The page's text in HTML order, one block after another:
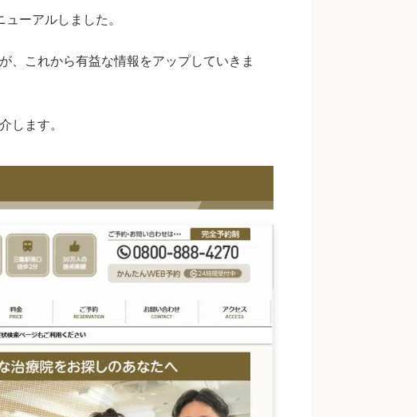
ーアルしました。
、これから有益な情報をアップしていきま
します。